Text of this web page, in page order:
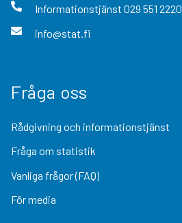
Informationstjänst 029 551 2220
info@stat.fi
Fråga oss
Rådgivning och informationstjänst
Fråga om statistik
Vanliga frågor (FAQ)
För media